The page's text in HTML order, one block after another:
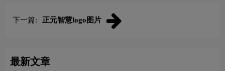
下一篇: 正元智慧logo图片
最新文章